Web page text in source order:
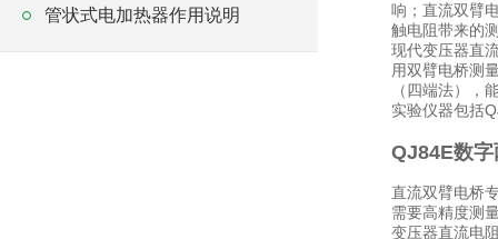
管状式电加热器作用说明
响；直流双臂
触电阻带来的
现代变压器直
用双臂电桥测
（四端法），
实验仪器包括
QJ84E数
直流双臂电桥
需要高精度测
变压器直流电